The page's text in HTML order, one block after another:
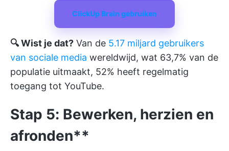
ClickUp Brain gebruiken
🔍 Wist je dat? Van de 5.17 miljard gebruikers
van sociale media wereldwijd, wat 63,7% van de
populatie uitmaakt, 52% heeft regelmatig
toegang tot YouTube.
Stap 5: Bewerken, herzien en
afronden**